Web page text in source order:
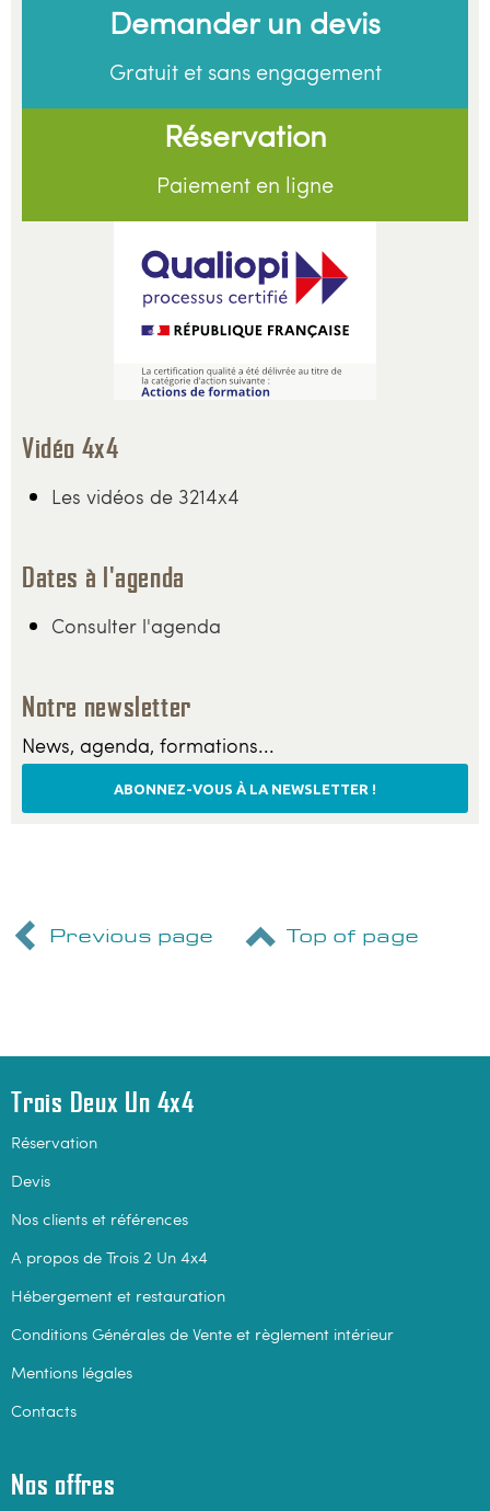
Demander un devis
Gratuit et sans engagement
Réservation
Paiement en ligne
Vidéo 4x4
Les vidéos de 3214x4
Dates à l'agenda
Consulter l'agenda
Notre newsletter
News, agenda, formations...
ABONNEZ-VOUS À LA NEWSLETTER !
Previous page Top of page
Trois Deux Un 4x4
Réservation
Devis
Nos clients et références
A propos de Trois 2 Un 4x4
Hébergement et restauration
Conditions Générales de Vente et règlement intérieur
Mentions légales
Contacts
Nos offres